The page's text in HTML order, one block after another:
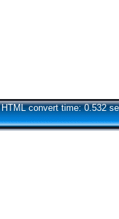
HTML convert time: 0.532